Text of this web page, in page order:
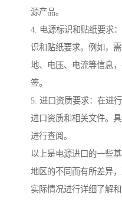
源产品。
4. 电源标识和贴纸要求
识和贴纸要求。例如，
地、电压、电流等信息
签。
5. 进口资质要求：在进
进口资质和相关文件。
进行查阅。
以上是电源进口的一些
地区的不同而有所差异
实际情况进行详细了解